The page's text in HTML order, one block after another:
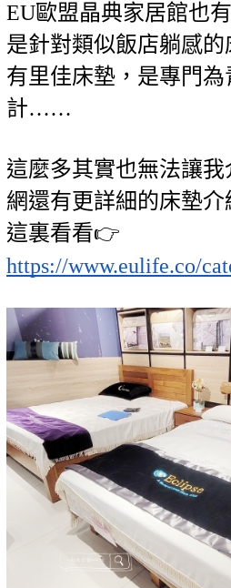
EU歐盟晶典家居館也
是針對類似飯店躺感
有里佳床墊，是專門
計……
這麼多其實也無法讓
網還有更詳細的床墊介
這裏看看👉
https://www.eulife.co/